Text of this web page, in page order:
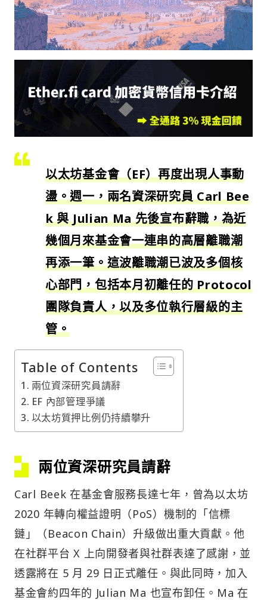
以太坊基金會（EF）再度出現人事動
盪。週一，兩名資深研究員 Carl Bee
k 與 Julian Ma 先後宣布辭職，為近
幾個月來基金會一連串的高層離職潮
再添一筆。這波離職潮已波及多個核
心部門，包括本月初離任的 Protocol
團隊負責人，以及多位執行層級的主
管。
Table of Contents
兩位資深研究員請辭
EF 內部管理爭議
以太坊質押比例仍持續攀升
兩位資深研究員請辭
Carl Beek 在基金會服務長達七年，曾為以太坊
2020 年轉向權益證明（PoS）機制的「信標
鏈」（Beacon Chain）升級做出重大貢獻。他
在社群平台 X 上向開發者與社群表達了感謝，並
透露將在 5 月 29 日正式離任。與此同時，加入
基金會約四年的 Julian Ma 也宣布卸任。Ma 在